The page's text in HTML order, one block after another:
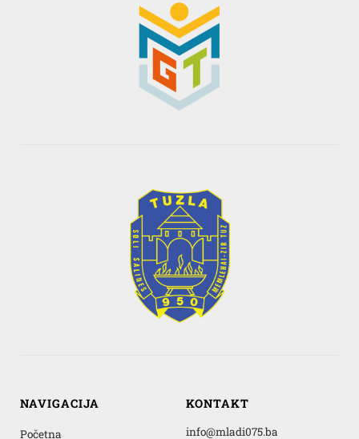
NAVIGACIJA
Početna
KONTAKT
info@mladi075.ba